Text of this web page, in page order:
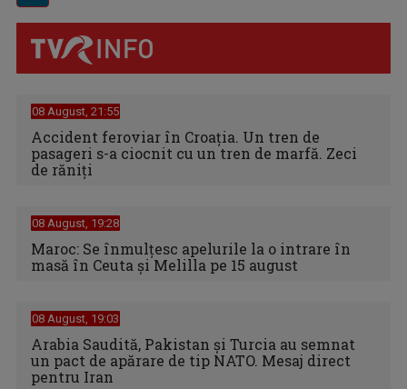
08 August, 21:55
Accident feroviar în Croația. Un tren de
pasageri s-a ciocnit cu un tren de marfă. Zeci
de răniți
08 August, 19:28
Maroc: Se înmulţesc apelurile la o intrare în
masă în Ceuta şi Melilla pe 15 august
08 August, 19:03
Arabia Saudită, Pakistan și Turcia au semnat
un pact de apărare de tip NATO. Mesaj direct
pentru Iran